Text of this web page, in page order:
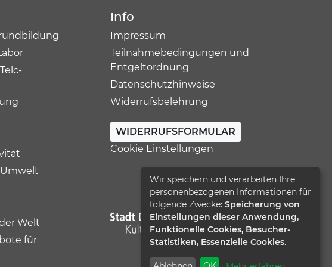
Welt
für
Info
Impressum
Teilnahmebedingungen und
Entgeltordnung
Datenschutzhinweise
Widerrufsbelehrung
WIDERRUFSFORMULAR
Cookie Einstellungen
Wir speichern und verarbeiten Ihre
personenbezogenen Informationen für
folgende Zwecke: Speicherung von
Einstellungen dieser Anwendung,
Funktionelle Cookies, Besucher-
Statistiken, Essenzielle Cookies.